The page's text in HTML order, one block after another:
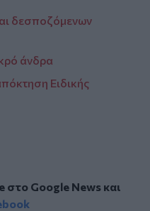
δεσποζόμενων
άνδρα
Ειδικής
στο Google Newsκαι